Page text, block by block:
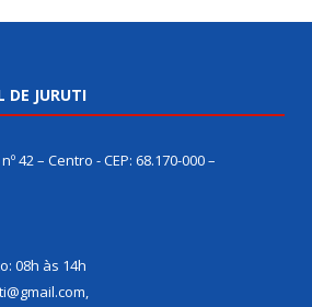
DE JURUTI
42 – Centro - CEP: 68.170-000 –
08h às 14h